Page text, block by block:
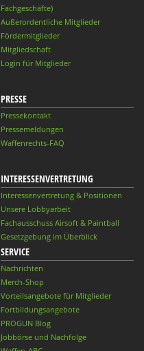
Fachgeschäfte)
Außerordentliche Mitglieder
Fördermitglieder
Mitgliedschaft
Login für Mitglieder
PRESSE
Pressekontakt
Pressemeldungen
Waffenrechts-FAQ
INTERESSENVERTRETUNG
Interessenvertretung & Positionen
Unsere Lobbyarbeit
Fachausschuss Airsoft & Paintball
Gesetzgebung im Überblick
SERVICE
Nachrichten
Merch-Shop
Vorteilsangebote für Mitglieder
Fortbildungsangebote
PROGUN Blog
Jobbörse und Nachfolge